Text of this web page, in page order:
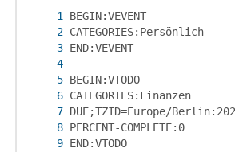
END:VTODO